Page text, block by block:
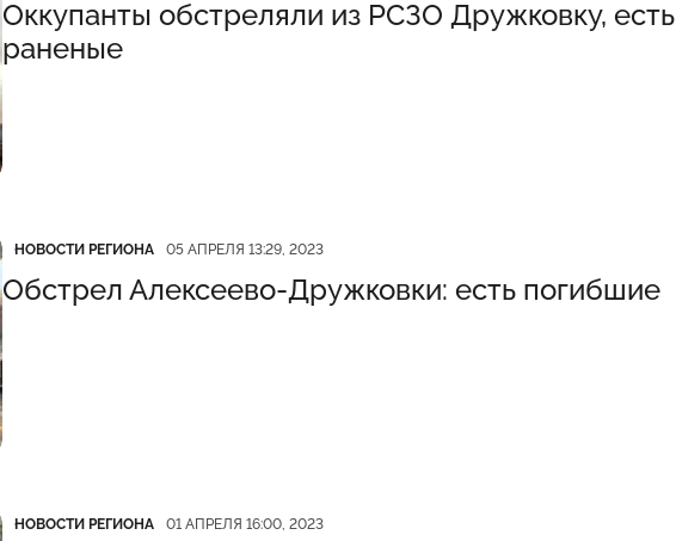
Оккупанты обстреляли из РСЗО Дружковку, есть
раненые
Категория
НОВОСТИ РЕГИОНА
Дата публикации 05 АПРЕЛЯ 13:29, 2023
Обстрел Алексеево-Дружковки: есть погибшие
Категория
НОВОСТИ РЕГИОНА
Дата публикации 01 АПРЕЛЯ 16:00, 2023